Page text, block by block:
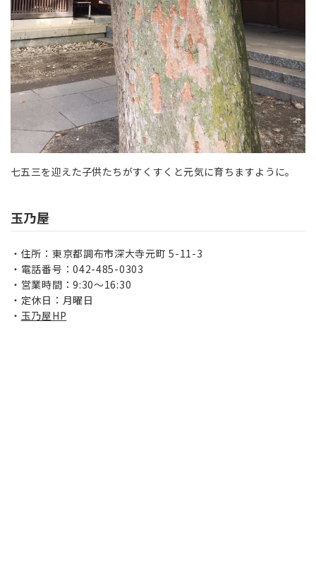
七五三を迎えた子供たちがすくすくと元気に育ちますように。
玉乃屋
住所：東京都調布市深大寺元町 5-11-3
電話番号：042-485-0303
営業時間：9:30～16:30
定休日：月曜日
玉乃屋HP